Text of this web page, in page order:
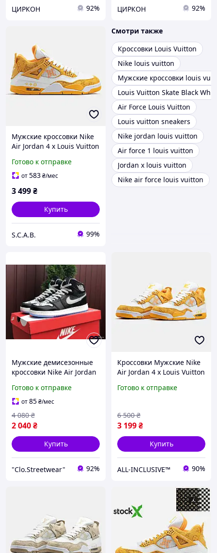
ЦИРКОН 92% ЦИРКОН 92%
Мужские кроссовки Nike
Air Jordan 4 x Louis Vuitton
Готово к отправке
от583₴/мес
3 499₴
Купить
S.C.A.B. 99%
Смотри также
Кроссовки Louis Vuitton
Nike louis vuitton
Мужские кроссовки louis
Louis Vuitton Skate Black
Air Force Louis Vuitton
Louis vuitton sneakers
Nike jordan louis vuitton
Air force 1 louis vuitton
Jordan x louis vuitton
Nike air force louis vuitton
Мужские демисезонные
кроссовки Nike Air Jordan
молодежные кроссовки
для парней Найк
Готово к отправке
от85₴/мес
2 040₴
4 080 ₴
Купить
"Clo.Streetwear" 92%
Кроссовки Мужские Nike
Air Jordan 4 x Louis Vuitton
Мужские Кроссовки Найк
Готово к отправке
3 199₴
6 500 ₴
Купить
ALL-INCLUSIVE™ 90%